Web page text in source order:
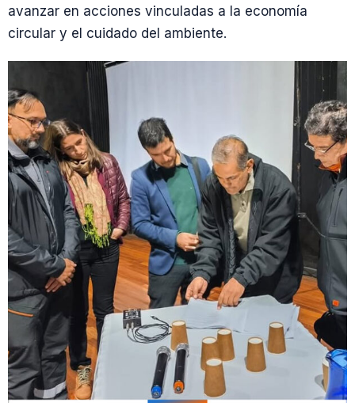
avanzar en acciones vinculadas a la economía
circular y el cuidado del ambiente.